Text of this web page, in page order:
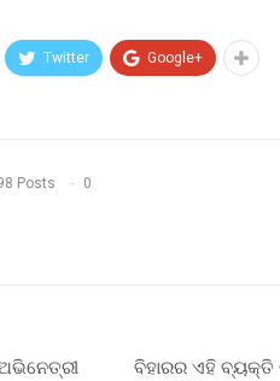
Twitter Google+
Posts 0
ବିହାରର ଏହି ବ୍ୟକ୍ତି